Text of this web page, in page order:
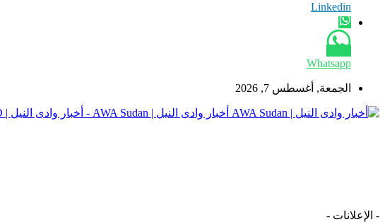
Linkedin
Whatsapp
الجمعة, أغسطس 7, 2026
أخبار وادى النيل | AWA Sudan - أخبار وادى النيل | AWA Sudan | AWA SD
- الإعلانات -